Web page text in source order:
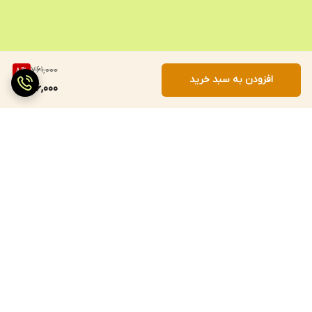
761,000
8%
696,000
افزودن به سبد خرید